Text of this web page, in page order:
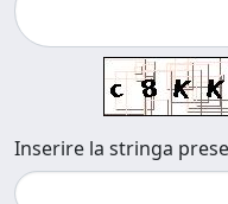
Inserire la stringa